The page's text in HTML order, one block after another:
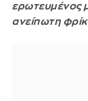
ερωτευμένος
ανείπωτη